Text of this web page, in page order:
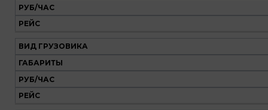
РУБ/ЧАС
РЕЙС
ВИД ГРУЗОВИКА
ГАБАРИТЫ
РУБ/ЧАС
РЕЙС